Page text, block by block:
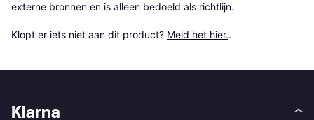
externe bronnen en is alleen bedoeld als richtlijn.
Klopt er iets niet aan dit product? Meld het hier..
Klarna